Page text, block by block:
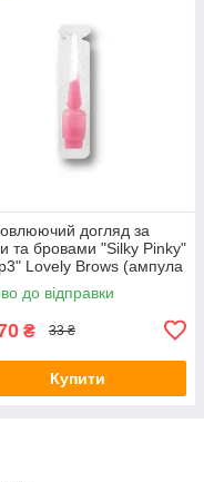
догляд за
та бровами "Silky Pinky"
Lovely Brows (ампула
до відправки
₴ 33 ₴
Купити